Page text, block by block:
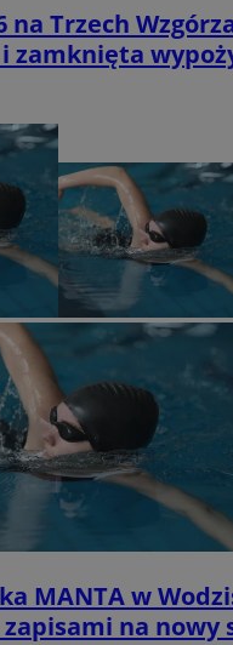
na Trzech
zamknięta
MANTA w
na nowy